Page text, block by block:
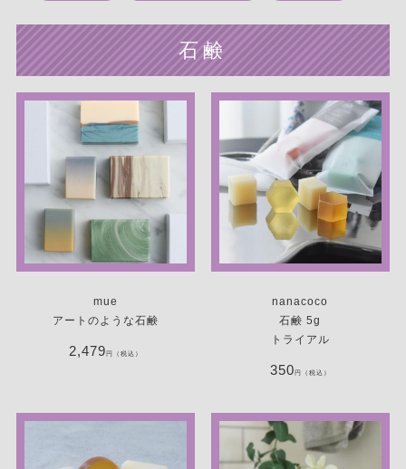
石鹸
mue
アートのような石鹸
2,479円（税込）
nanacoco
石鹸 5g
トライアル
350円（税込）